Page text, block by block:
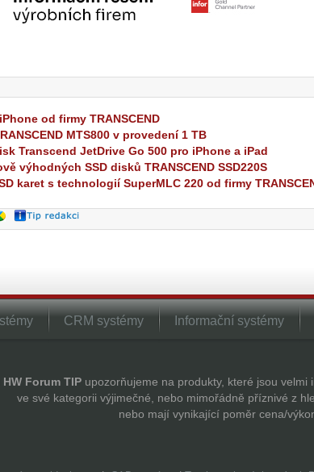
od firmy TRANSCEND
MTS800 v provedení 1 TB
Transcend JetDrive Go 500 pro iPhone a iPad
výhodných SSD disků TRANSCEND SSD220S
karet s technologií SuperMLC 220 od firmy
CRM systémy Informační systémy
HW Forum TIP upozorňujeme na produkty, které jsou velmi
ve své kategorii výjimečné, nebo mimořádně příznivé z
nebo mají vynikající poměr cena/